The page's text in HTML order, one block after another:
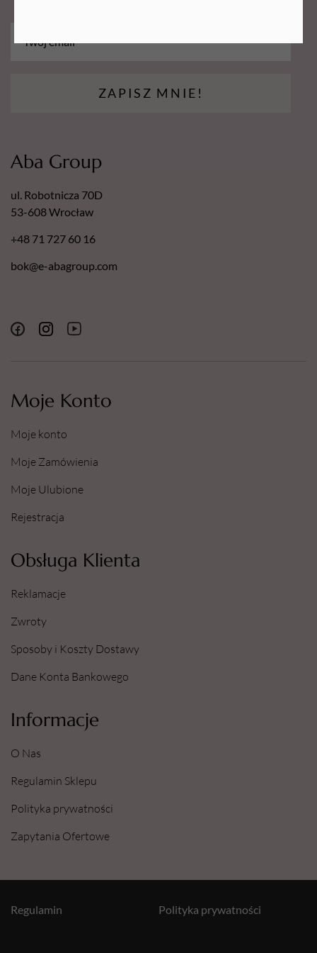
ZAPISZ MNIE!
Moje Konto
Moje konto
Moje Zamówienia
Moje Ulubione
Rejestracja
Obsługa Klienta
Reklamacje
Zwroty
Sposoby i Koszty Dostawy
Dane Konta Bankowego
Informacje
O Nas
Regulamin Sklepu
Polityka prywatności
Zapytania Ofertowe
Aba Group
ul. Robotnicza 70D
53-608 Wrocław
+48 71 727 60 16
bok@e-abagroup.com
Polityka prywatności
Regulamin